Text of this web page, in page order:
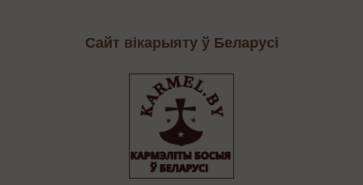
Сайт вікарыяту ў Беларусі